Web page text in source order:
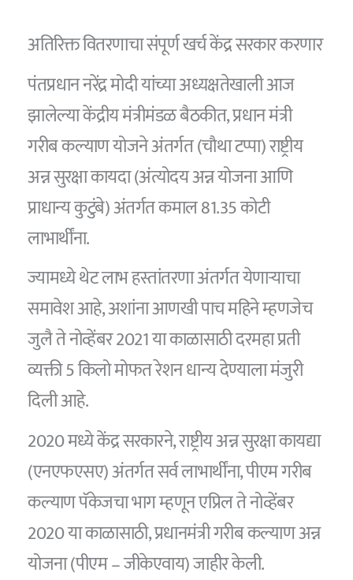
अतिरिक्त वितरणाचा संपूर्ण खर्च केंद्र सरकार करणार
पंतप्रधान नरेंद्र मोदी यांच्या अध्यक्षतेखाली आज
झालेल्या केंद्रीय मंत्रीमंडळ बैठकीत, प्रधान मंत्री
गरीब कल्याण योजने अंतर्गत (चौथा टप्पा) राष्ट्रीय
अन्न सुरक्षा कायदा (अंत्योदय अन्न योजना आणि
प्राधान्य कुटुंबे) अंतर्गत कमाल 81.35 कोटी
लाभार्थींना.
ज्यामध्ये थेट लाभ हस्तांतरणा अंतर्गत येणाऱ्याचा
समावेश आहे, अशांना आणखी पाच महिने म्हणजेच
जुलै ते नोव्हेंबर 2021 या काळासाठी दरमहा प्रती
व्यक्ती 5 किलो मोफत रेशन धान्य देण्याला मंजुरी
दिली आहे.
2020 मध्ये केंद्र सरकारने, राष्ट्रीय अन्न सुरक्षा कायद्या
(एनएफएसए) अंतर्गत सर्व लाभार्थींना, पीएम गरीब
कल्याण पॅकेजचा भाग म्हणून एप्रिल ते नोव्हेंबर
2020 या काळासाठी, प्रधानमंत्री गरीब कल्याण अन्न
योजना (पीएम – जीकेएवाय) जाहीर केली.